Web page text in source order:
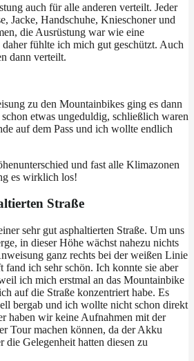
auch für alle anderen verteilt. Jeder
Jacke, Handschuhe, Knieschoner und
die Ausrüstung war wie eine
fühlte ich mich gut geschützt. Auch
dann verteilt.
zu den Mountainbikes ging es dann
etwas ungeduldig, schließlich waren
auf dem Pass und ich wollte endlich
und fast alle Klimazonen
es wirklich los!
Straße
sehr gut asphaltierten Straße. Um uns
in dieser Höhe wächst nahezu nichts
ganz rechts bei der weißen Linie
fand ich sehr schön. Ich konnte sie aber
ich mich erstmal an das Mountainbike
auf die Straße konzentriert habe. Es
bergab und ich wollte nicht schon direkt
haben wir keine Aufnahmen mit der
Tour machen können, da der Akku
die Gelegenheit hatten diesen zu